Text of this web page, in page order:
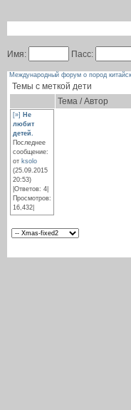
Имя: Пасс:
Международный форум о пород
Темы с меткой дети
Тема / Автор
[»]
Не
любит
детей.
Последнее
сообщение:
от ksolo
(25.09.2015
20:53)
|Ответов: 4|
Просмотров:
16,432|